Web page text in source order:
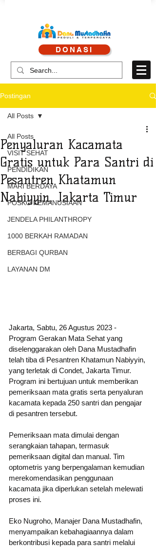
CALL CENTRE : 0878
CALL LAYANAN : 0813
DONASI
Postingan
All Posts
VISIT SEHAT
PENDIDIKAN
MARI BERDAYA
POSKO KEMANUSIAAN
JENDELA PHILANTHROPY
1000 BERKAH RAMADAN
BERBAGI QURBAN
LAYANAN DM
All Posts
Penyaluran Kacamata
Gratis untuk Para Santri di
Pesantren Khatamun
Nabiyyin, Jakarta Timur
Jakarta, Sabtu, 26 Agustus 2023 -
Program Gerakan Mata Sehat yang
diselenggarakan oleh Dana Mustadhafin
telah tiba di Pesantren Khatamun Nabiyyin,
yang terletak di Condet, Jakarta Timur.
Program ini bertujuan untuk memberikan
pemeriksaan mata gratis serta penyaluran
kacamata kepada 250 santri dan pengajar
di pesantren tersebut.
Pemeriksaan mata dimulai dengan
serangkaian tahapan, termasuk
pemeriksaan digital dan manual. Tim
optometris yang berpengalaman kemudian
merekomendasikan penggunaan
kacamata jika diperlukan setelah melewati
proses ini.
Eko Nugroho, Manajer Dana Mustadhafin,
menyampaikan kebahagiaannya dalam
berkontribusi kepada para santri melalui